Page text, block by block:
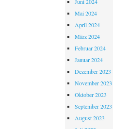
Mai 2024
April 2024
März 2024
Februar 2024
Januar 2024
Dezember 2023
November 2023
Oktober 2023
September 2023
August 2023